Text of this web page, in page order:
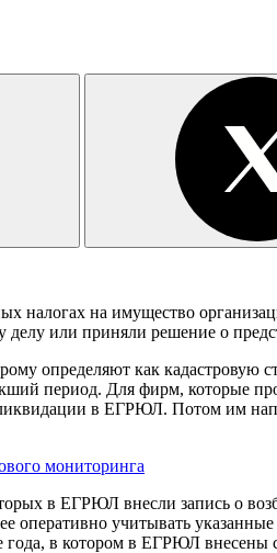
налогах на имущество
или приняли решение о
определяют как
период. Для фирм, которые
в ЕГРЮЛ. Потом им
мониторинга
в ЕГРЮЛ внесли запись о
оперативно учитывать
года, в котором в ЕГРЮЛ